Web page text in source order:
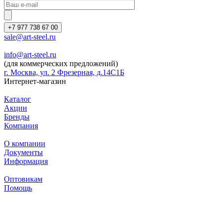
+7 977 738 67 00
sale@art-steel.ru
info@art-steel.ru
(для коммерческих предложений)
г. Москва, ул. 2 Фрезерная, д.14С1Б
Интернет-магазин
Каталог
Акции
Бренды
Компания
О компании
Документы
Информация
Оптовикам
Помощь